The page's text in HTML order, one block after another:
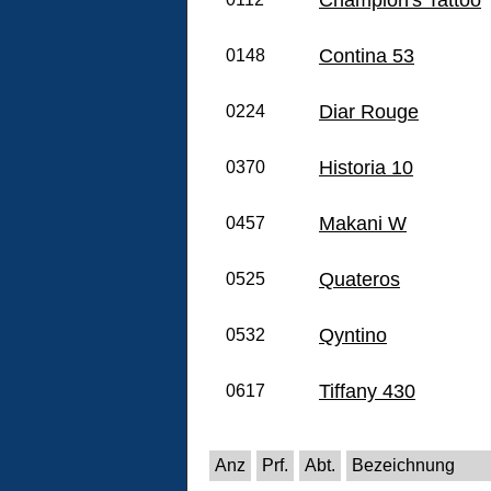
0148 Contina 53
0224 Diar Rouge
0370 Historia 10
0457 Makani W
0525 Quateros
0532 Qyntino
0617 Tiffany 430
Anz Prf. Abt. Bezeichnung